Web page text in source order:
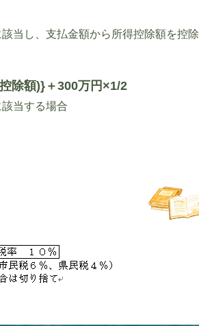
当し、支払金額から所得控除額を控除
除額)}＋300万円×1/2
当する場合